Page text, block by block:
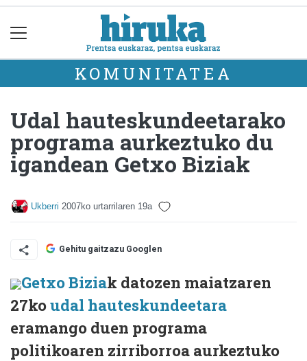
KOMUNITATEA
Udal hauteskundeetarako
programa aurkeztuko du
igandean Getxo Biziak
Ukberri 2007ko urtarrilaren 19a
Gehitu gaitzazu Googlen
Getxo Biziak datozen maiatzaren
27koudal hauteskundeetara
eramango duen programa
politikoaren zirriborroa aurkeztuko